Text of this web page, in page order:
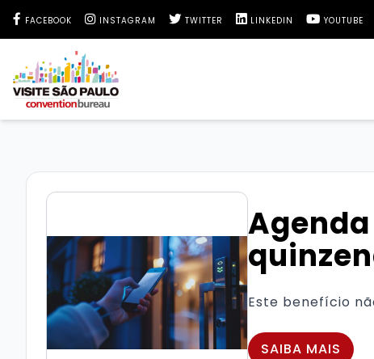
FACEBOOK
Facebook Visite São Paulo
INSTAGRAM
Instagram Visite São Paulo
TWITTER
Twitter Visite São Paulo
LINKEDIN
LinkedIn Visite São
YOUTUBE
YouTube
Este benefício
SAIBA MAIS